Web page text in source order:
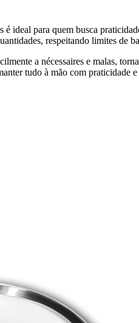
ideal para quem busca
respeitando limites de
a nécessaires e malas,
tudo à mão com praticidade